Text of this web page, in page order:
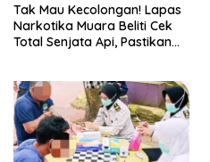
Tak Mau Kecolongan! Lapas
Narkotika Muara Beliti Cek
Total Senjata Api, Pastikan